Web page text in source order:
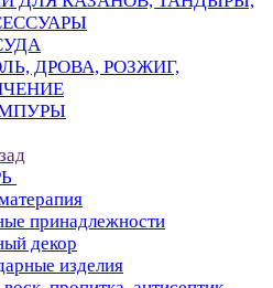
ДРОВА, РОЗЖИГ,
принадлежности
декор
изделия